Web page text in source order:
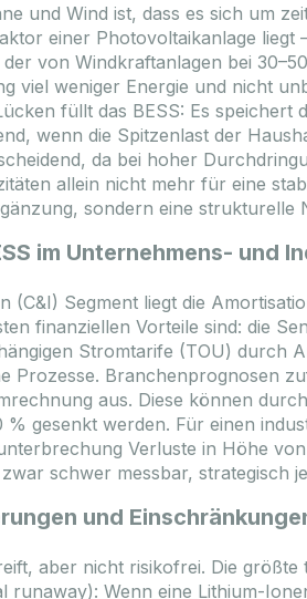
und Wind ist, dass es sich um
einer Photovoltaikanlage liegt
von Windkraftanlagen bei
viel weniger Energie und nicht
füllt das BESS: Es speichert
wenn die Spitzenlast der
da bei hoher
allein nicht mehr für eine
sondern eine strukturelle
im Unternehmens- und
(C&I) Segment liegt die
finanziellen Vorteile sind: die
Stromtarife (TOU) durch
Prozesse. Branchenprognosen
aus. Diese können
% gesenkt werden. Für einen
Verluste in Höhe
schwer messbar, strategisch
und
aber nicht risikofrei. Die
runaway): Wenn eine Lithium-